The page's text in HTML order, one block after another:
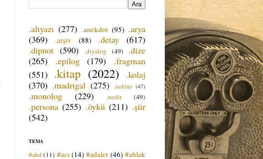
.altyazı (277) .anekdot (95) .arya
(369)
.arşiv (88) .detay
(617)
.dipnot (590) .diyalog (49)
.dize
(265)
.epilog (179)
.fragman
(551) .kitap (2022)
.kolaj
(370) .madrigal (275) .mektup (47)
.monolog (229) .nedir (49)
.persona (255) .öykü (211) .şiir
(542)
TEMA
#abd (11) #acı (14) #adalet (46) #ahlak